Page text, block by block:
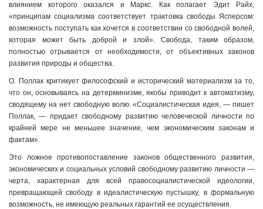
влиянием которого оказался и Маркс. Как полагает Эдит Райх,
«принципам социализма соответствует трактовка свободы Ясперсом:
возможность поступать как хочется в соответствии со свободной волей,
которая может быть доброй и злой». Свобода, таким образом,
полностью отрывается от необходимости, от объективных законов
развития природы и общества.
О. Поллак критикует философский и исторический материализм за то,
что он, основываясь на детерминизме, якобы приводит к автоматизму,
сводящему на нет свободную волю. «Социалистическая идея, — пишет
Поллак, — придает свободному развитию человеческой личности по
крайней мере не меньшее значение, чем экономическим законам и
фактам».
Это ложное противопоставление законов общественного развития,
экономических и социальных условий свободному развитию личности —
черта, характерная для всей правосоциалистической идеологии,
превращающей свободу в идеалистическую пустышку, в формальную
возможность, не имеющую реальных гарантий ее осуществления.